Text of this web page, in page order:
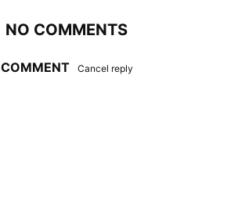
NO COMMENTS
COMMENT Cancel reply